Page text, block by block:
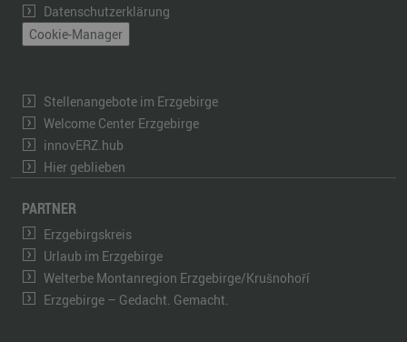
Datenschutzerklärung
Cookie-Manager
Stellenangebote im Erzgebirge
Welcome Center Erzgebirge
innovERZ.hub
Hier geblieben
PARTNER
Erzgebirgskreis
Urlaub im Erzgebirge
Welterbe Montanregion Erzgebirge/Krušnohoří
Erzgebirge – Gedacht. Gemacht.